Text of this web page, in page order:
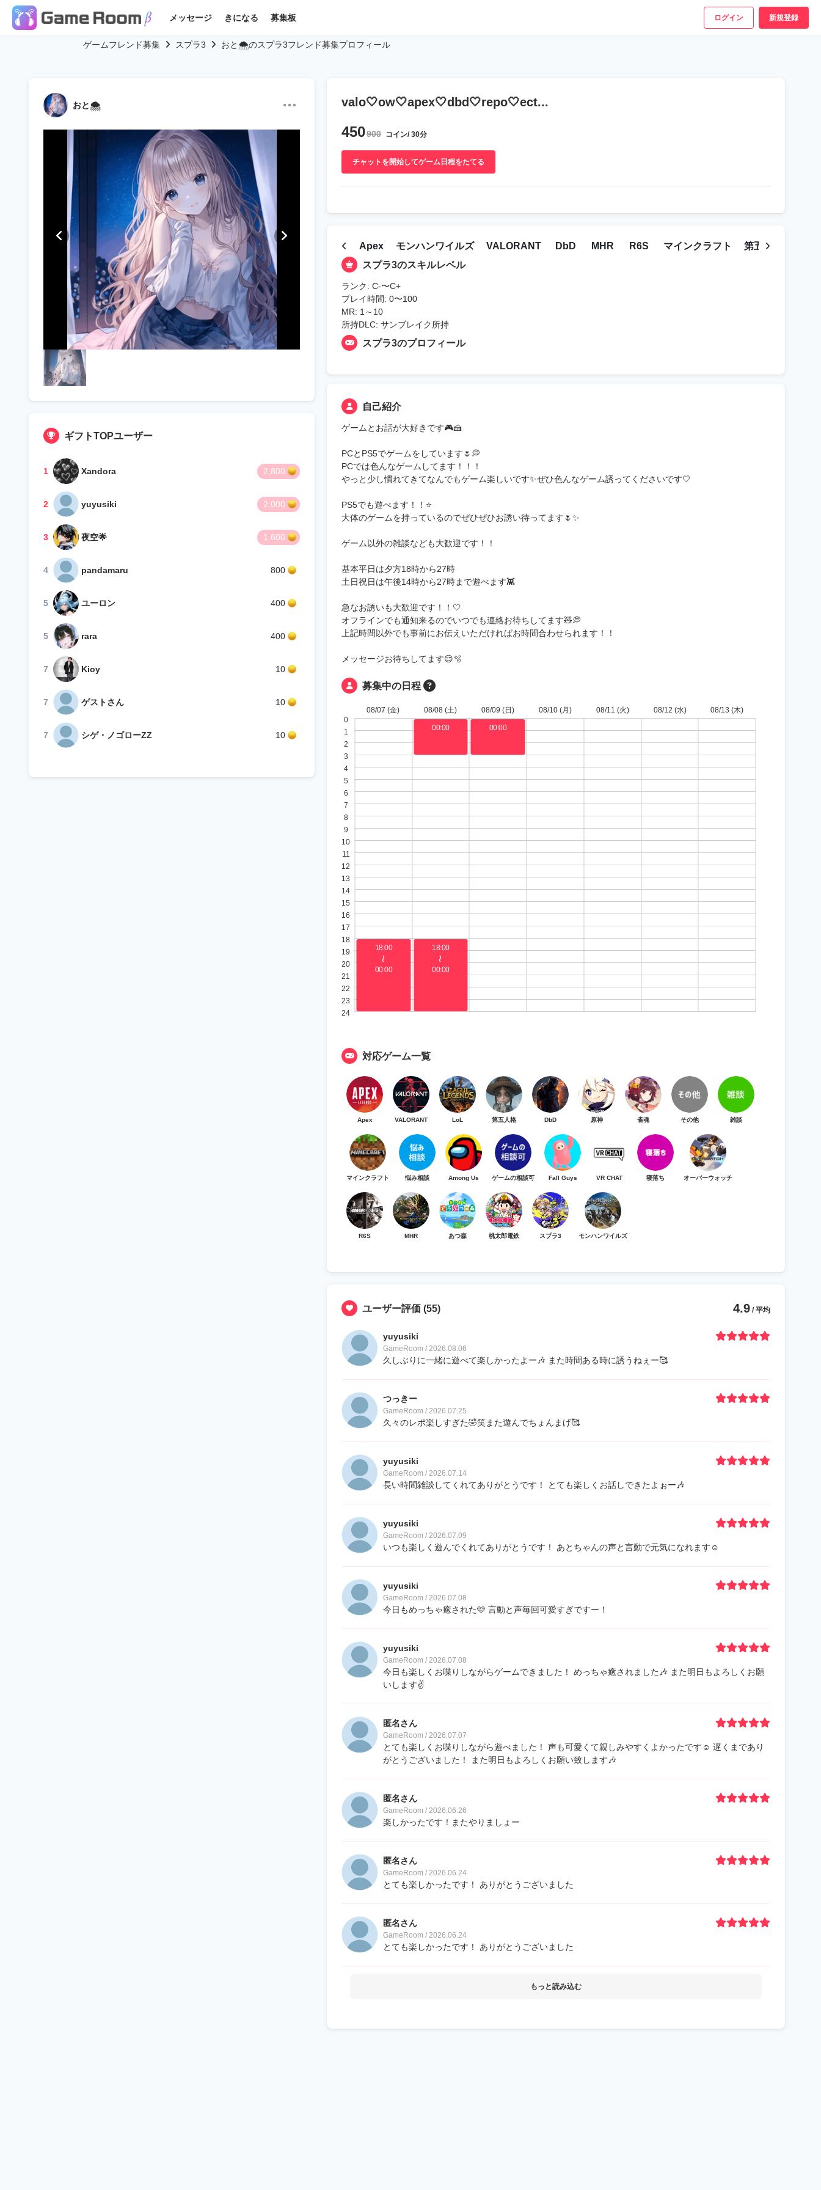
メッセージ きになる 募集板 ログイン 新規登録
ゲームフレンド募集 スプラ3 おと🌨のスプラ3フレンド募集プロフィール
おと🌨
ギフトTOPユーザー
1 Xandora 2,800
2 yuyusiki 2,000
3 夜空🌟 1,600
4 pandamaru 800
5 ユーロン 400
5 rara 400
7 Kioy 10
7 ゲストさん 10
7 シゲ・ノゴローZZ 10
valo🤍ow🤍apex🤍dbd🤍repo🤍ect...
450900 コイン/ 30分
チャットを開始してゲーム日程をたてる
Apex モンハンワイルズ VALORANT DbD MHR R6S マインクラフト 第五人格
スプラ3のスキルレベル
ランク: C-〜C+
プレイ時間: 0〜100
MR: 1～10
所持DLC: サンブレイク所持
スプラ3のプロフィール
自己紹介
ゲームとお話が大好きです🎮🍰
PCとPS5でゲームをしています🌷💭
PCでは色んなゲームしてます！！！
やっと少し慣れてきてなんでもゲーム楽しいです✨️ぜひ色んなゲーム誘ってくださいです🤍
PS5でも遊べます！！⭐️
大体のゲームを持っているのでぜひぜひお誘い待ってます🌷✨️
ゲーム以外の雑談なども大歓迎です！！
基本平日は夕方18時から27時
土日祝日は午後14時から27時まで遊べます👾
急なお誘いも大歓迎です！！🤍
オフラインでも通知来るのでいつでも連絡お待ちしてます🧸💭
上記時間以外でも事前にお伝えいただければお時間合わせられます！！
メッセージお待ちしてます😌🫧
募集中の日程
18:00
〜
00:00
00:00
18:00
〜
00:00
00:00
08/07 (金) 08/08 (土) 08/09 (日) 08/10 (月) 08/11 (火) 08/12 (水)
08/13 (木)
0
1
2
3
4
5
6
7
8
9
10
11
12
13
14
15
16
17
18
19
20
21
22
23
24
対応ゲーム一覧
Apex VALORANT LoL 第五人格 DbD 原神 雀魂 その他 雑談
マインクラフト 悩み相談 Among Us ゲームの相談可 Fall Guys VR CHAT 寝落ち オーバーウォッチ
R6S MHR あつ森 桃太郎電鉄 スプラ3 モンハンワイルズ
ユーザー評価 (55) 4.9 / 平均
yuyusiki
GameRoom / 2026.08.06
久しぶりに一緒に遊べて楽しかったよー🎶 また時間ある時に誘うねぇー🥰
つっきー
GameRoom / 2026.07.25
久々のレポ楽しすぎた🤣笑また遊んでちょんまげ🥰
yuyusiki
GameRoom / 2026.07.14
長い時間雑談してくれてありがとうです！ とても楽しくお話しできたよぉー🎶
yuyusiki
GameRoom / 2026.07.09
いつも楽しく遊んでくれてありがとうです！ あとちゃんの声と言動で元気になれます☺️
yuyusiki
GameRoom / 2026.07.08
今日もめっちゃ癒された🩷 言動と声毎回可愛すぎですー！
yuyusiki
GameRoom / 2026.07.08
今日も楽しくお喋りしながらゲームできました！ めっちゃ癒されました🎶 また明日もよろしくお願
いします✌️
匿名さん
GameRoom / 2026.07.07
とても楽しくお喋りしながら遊べました！ 声も可愛くて親しみやすくよかったです☺️ 遅くまであり
がとうございました！ また明日もよろしくお願い致します🎶
匿名さん
GameRoom / 2026.06.26
楽しかったです！またやりましょー
匿名さん
GameRoom / 2026.06.24
とても楽しかったです！ ありがとうございました
匿名さん
GameRoom / 2026.06.24
とても楽しかったです！ ありがとうございました
もっと読み込む